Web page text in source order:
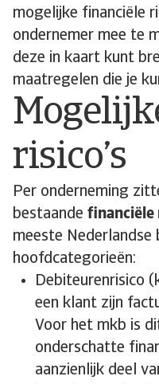
mogelijke financiële
ondernemer mee te
deze in kaart kunt
maatregelen die je
risico’s
Per onderneming
bestaande financiële
meeste Nederlandse
hoofdcategorieën:
Debiteurenrisico
een klant zijn
Voor het mkb is
onderschatte
aanzienlijk deel